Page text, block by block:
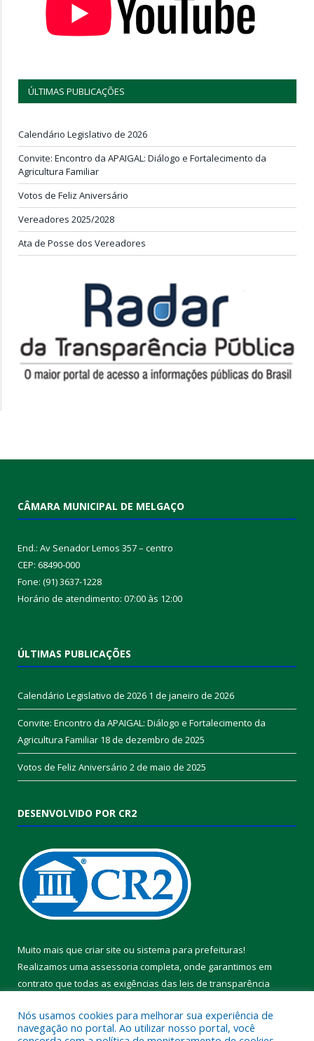
ÚLTIMAS PUBLICAÇÕES
Calendário Legislativo de 2026
Convite: Encontro da APAIGAL: Diálogo e Fortalecimento da
Agricultura Familiar
Votos de Feliz Aniversário
Vereadores 2025/2028
Ata de Posse dos Vereadores
CÂMARA MUNICIPAL DE MELGAÇO
End.: Av Senador Lemos 357 – centro
CEP: 68490-000
Fone: (91) 3637-1228
Horário de atendimento: 07:00 às 12:00
ÚLTIMAS PUBLICAÇÕES
Calendário Legislativo de 2026 1 de janeiro de 2026
Convite: Encontro da APAIGAL: Diálogo e Fortalecimento da
Agricultura Familiar 18 de dezembro de 2025
Votos de Feliz Aniversário 2 de maio de 2025
DESENVOLVIDO POR CR2
Muito mais que criar site ou sistema para prefeituras!
Realizamos uma assessoria completa, onde garantimos em
contrato que todas as exigências das leis de transparência
Conheça oPNTPe oRadar da Transparência Pública
Nós usamos cookies para melhorar sua experiência de
navegação no portal. Ao utilizar nosso portal, você